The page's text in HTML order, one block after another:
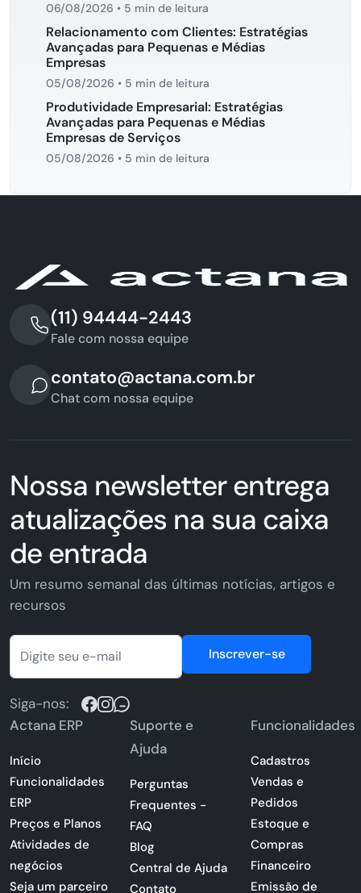
06/08/2026 • 5 min de leitura
Relacionamento com Clientes: Estratégias
Avançadas para Pequenas e Médias
Empresas
05/08/2026 • 5 min de leitura
Produtividade Empresarial: Estratégias
Avançadas para Pequenas e Médias
Empresas de Serviços
05/08/2026 • 5 min de leitura
(11) 94444-2443
Fale com nossa equipe
contato@actana.com.br
Chat com nossa equipe
Nossa newsletter entrega
atualizações na sua caixa
de entrada
Um resumo semanal das últimas notícias, artigos e
recursos
Inscrever-se
Siga-nos:
Actana ERP
Início
Funcionalidades
ERP
Preços e Planos
Atividades de
negócios
Seja um parceiro
Suporte e
Ajuda
Perguntas
Frequentes -
FAQ
Blog
Central de Ajuda
Contato
Funcionalidades
Cadastros
Vendas e
Pedidos
Estoque e
Compras
Financeiro
Emissão de